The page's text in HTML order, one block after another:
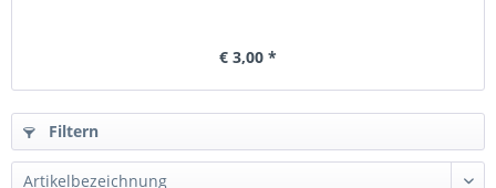
€ 3,00 *
Filtern